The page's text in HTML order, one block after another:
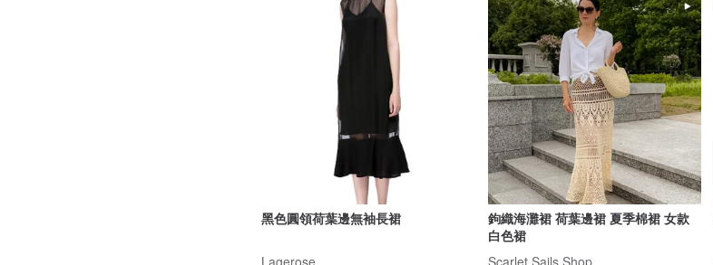
黑色圓領荷葉邊無袖長裙
鉤織海灘裙 荷葉邊裙 夏季棉裙 女款
白色裙